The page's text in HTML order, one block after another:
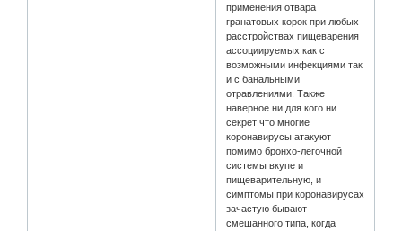
применения отвара
гранатовых корок при любых
расстройствах пищеварения
ассоциируемых как с
возможными инфекциями так
и с банальными
отравлениями. Также
наверное ни для кого ни
секрет что многие
коронавирусы атакуют
помимо бронхо-легочной
системы вкупе и
пищеварительную, и
симптомы при коронавирусах
зачастую бывают
смешанного типа, когда